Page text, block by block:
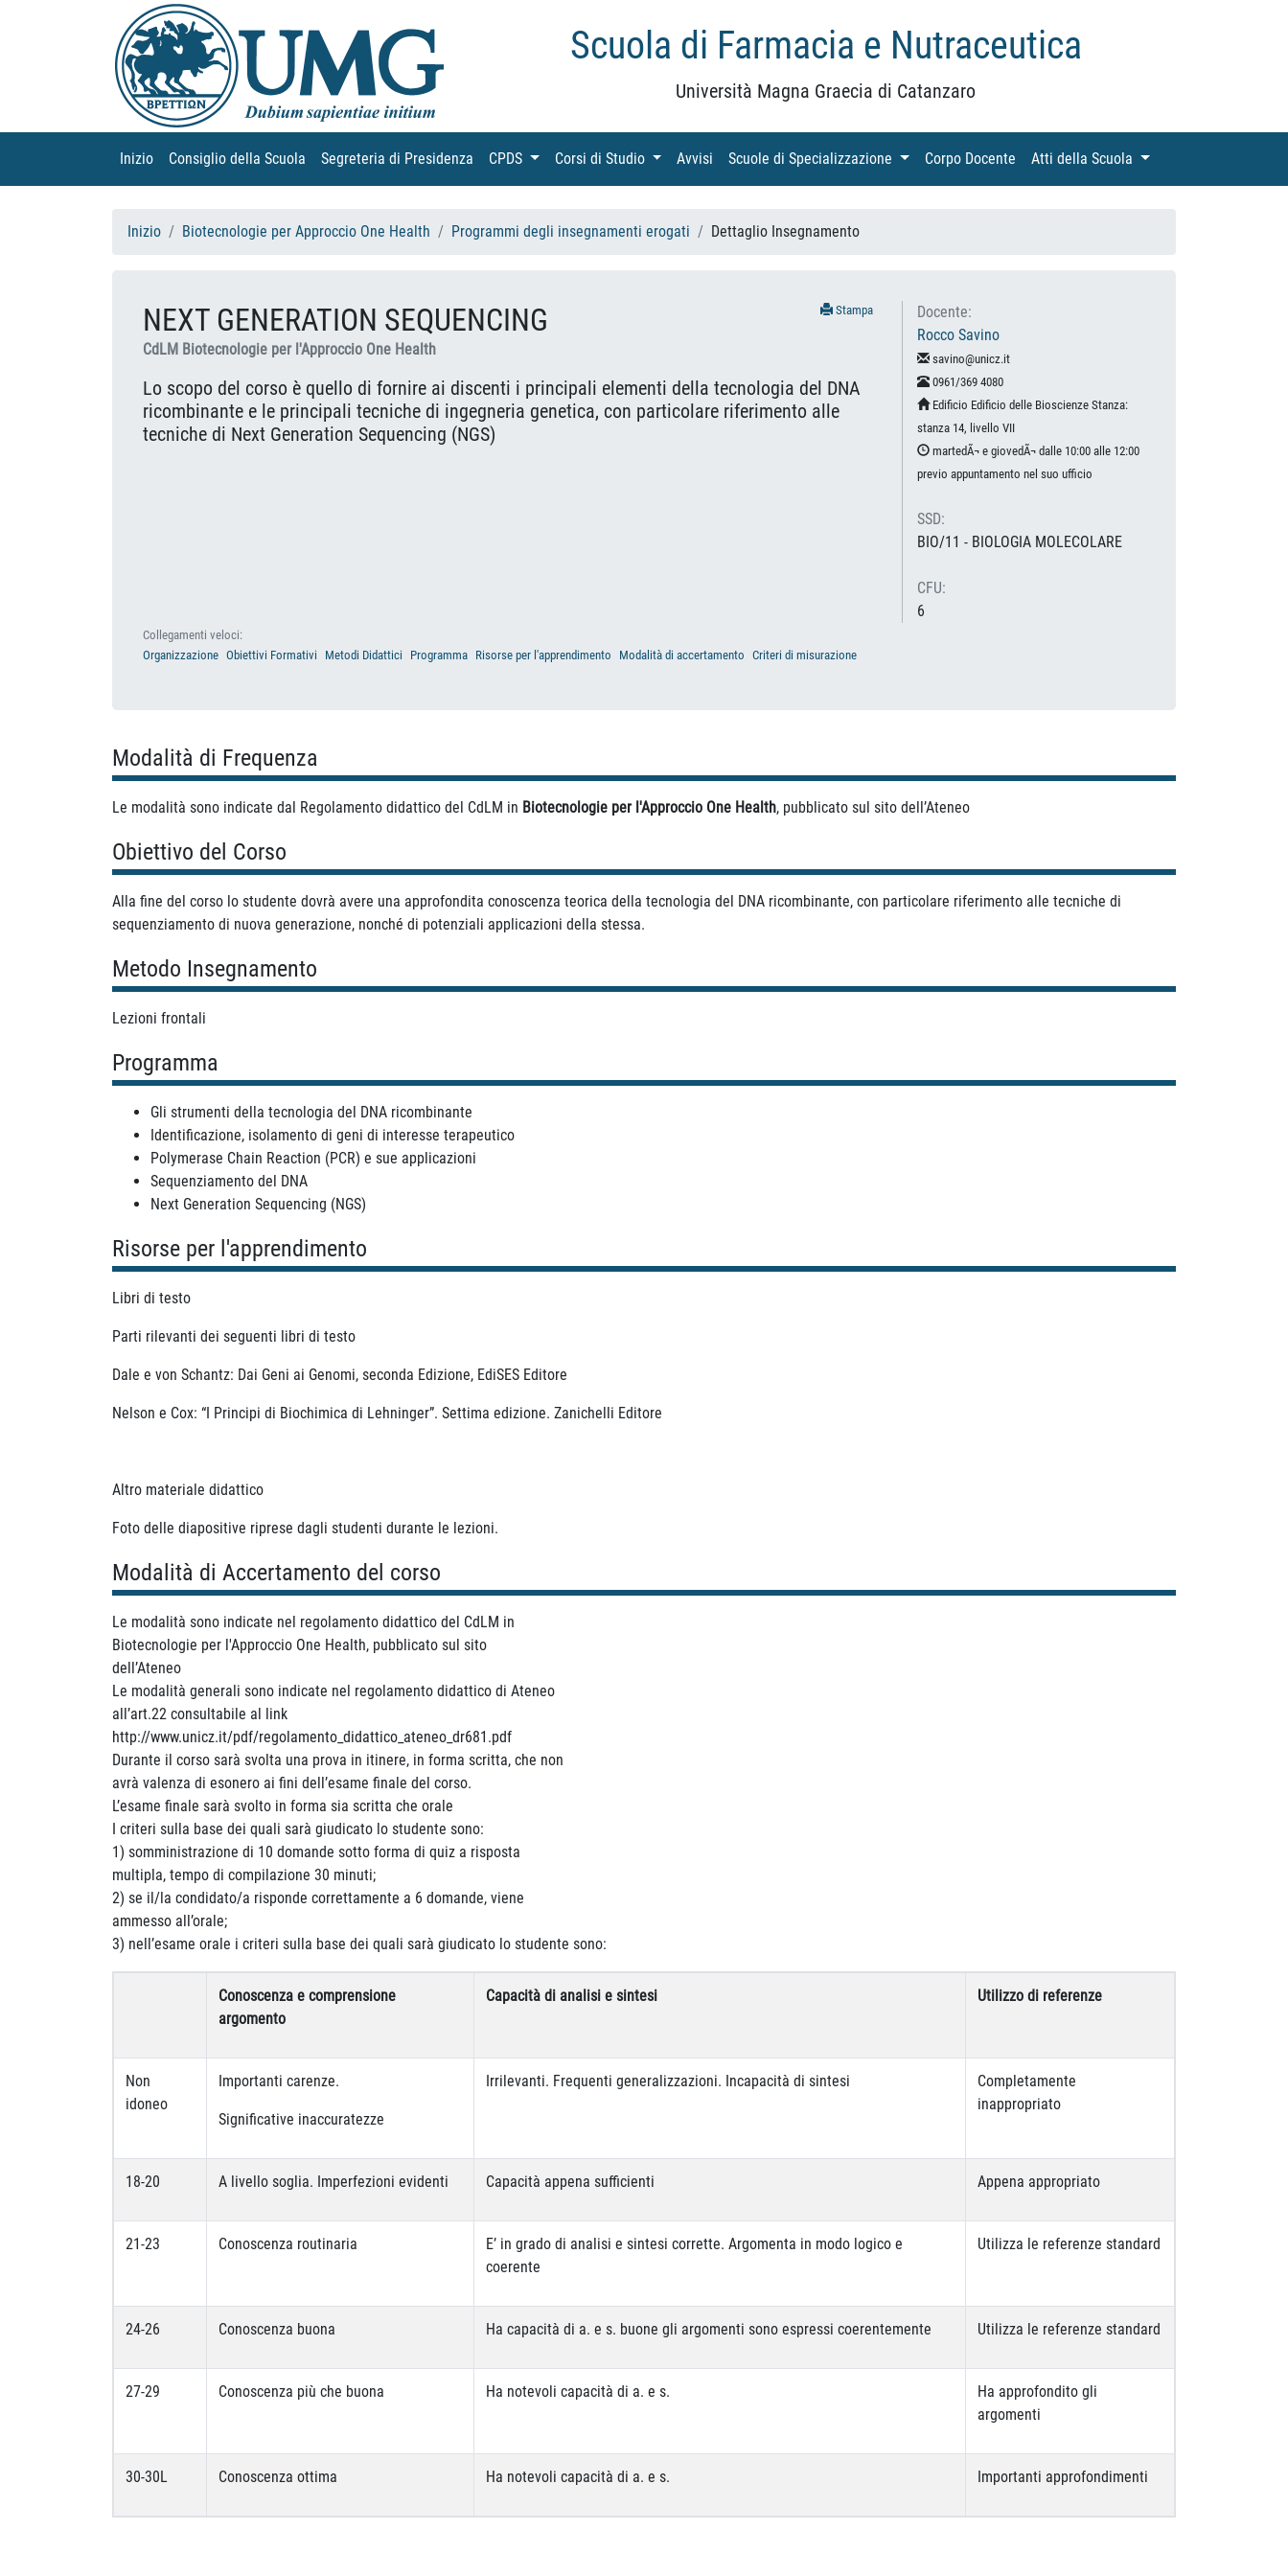
Scuola di Farmacia e Nutraceutica
Università Magna Graecia di Catanzaro
Inizio (current)
Consiglio della Scuola (current)
Segreteria di Presidenza (current)
CPDS (current)Corsi di Studio (current)
Avvisi (current)
Scuole di Specializzazione (current)Corpo Docente (current)
Atti della Scuola (current)
Inizio Biotecnologie per Approccio One Health Programmi degli insegnamenti erogati Dettaglio Insegnamento
Stampa
NEXT GENERATION SEQUENCING
CdLM Biotecnologie per l'Approccio One Health
Lo scopo del corso è quello di fornire ai discenti i principali elementi della tecnologia del DNA
ricombinante e le principali tecniche di ingegneria genetica, con particolare riferimento alle
tecniche di Next Generation Sequencing (NGS)
Docente:
Rocco Savino
savino@unicz.it
0961/369 4080
Edificio Edificio delle Bioscienze Stanza:
stanza 14, livello VII
martedÃ¬ e giovedÃ¬ dalle 10:00 alle 12:00
previo appuntamento nel suo ufficio
SSD:
BIO/11 - BIOLOGIA MOLECOLARE
CFU:
6
Collegamenti veloci:
Organizzazione Obiettivi Formativi Metodi Didattici Programma Risorse per l'apprendimento Modalità di accertamento Criteri di misurazione
Modalità di Frequenza
Le modalità sono indicate dal Regolamento didattico del CdLM in Biotecnologie per l'Approccio One Health, pubblicato sul sito dell’Ateneo
Obiettivo del Corso
Alla fine del corso lo studente dovrà avere una approfondita conoscenza teorica della tecnologia del DNA ricombinante, con particolare riferimento alle tecniche di
sequenziamento di nuova generazione, nonché di potenziali applicazioni della stessa.
Metodo Insegnamento
Lezioni frontali
Programma
Gli strumenti della tecnologia del DNA ricombinante
Identificazione, isolamento di geni di interesse terapeutico
Polymerase Chain Reaction (PCR) e sue applicazioni
Sequenziamento del DNA
Next Generation Sequencing (NGS)
Risorse per l'apprendimento
Libri di testo
Parti rilevanti dei seguenti libri di testo
Dale e von Schantz: Dai Geni ai Genomi, seconda Edizione, EdiSES Editore
Nelson e Cox: “I Principi di Biochimica di Lehninger”. Settima edizione. Zanichelli Editore
Altro materiale didattico
Foto delle diapositive riprese dagli studenti durante le lezioni.
Modalità di Accertamento del corso
Le modalità sono indicate nel regolamento didattico del CdLM in
Biotecnologie per l'Approccio One Health, pubblicato sul sito
dell’Ateneo
Le modalità generali sono indicate nel regolamento didattico di Ateneo
all’art.22 consultabile al link
http://www.unicz.it/pdf/regolamento_didattico_ateneo_dr681.pdf
Durante il corso sarà svolta una prova in itinere, in forma scritta, che non
avrà valenza di esonero ai fini dell’esame finale del corso.
L’esame finale sarà svolto in forma sia scritta che orale
I criteri sulla base dei quali sarà giudicato lo studente sono:
1) somministrazione di 10 domande sotto forma di quiz a risposta
multipla, tempo di compilazione 30 minuti;
2) se il/la condidato/a risponde correttamente a 6 domande, viene
ammesso all’orale;
3) nell’esame orale i criteri sulla base dei quali sarà giudicato lo studente sono:
Conoscenza e comprensione
argomento
Capacità di analisi e sintesi Utilizzo di referenze
Non
idoneo
Importanti carenze.
Significative inaccuratezze
Irrilevanti. Frequenti generalizzazioni. Incapacità di sintesi
Completamente
inappropriato
18-20 A livello soglia. Imperfezioni evidenti Capacità appena sufficienti Appena appropriato
21-23 Conoscenza routinaria
E’ in grado di analisi e sintesi corrette. Argomenta in modo logico e
coerente
Utilizza le referenze standard
24-26 Conoscenza buona Ha capacità di a. e s. buone gli argomenti sono espressi coerentemente Utilizza le referenze standard
27-29 Conoscenza più che buona Ha notevoli capacità di a. e s.
Ha approfondito gli
argomenti
30-30L Conoscenza ottima Ha notevoli capacità di a. e s. Importanti approfondimenti